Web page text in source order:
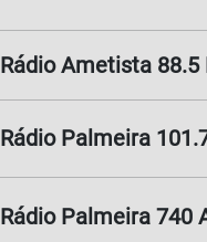
Rádio Ametista 88.5
Rádio Palmeira
Rádio Palmeira 740